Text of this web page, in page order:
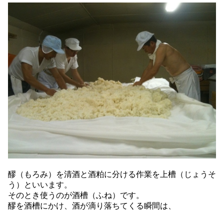
醪（もろみ）を清酒と酒粕に分ける作業を上槽（じょうそ
う）といいます。
そのとき使うのが酒槽（ふね）です。
醪を酒槽にかけ、酒が滴り落ちてくる瞬間は、